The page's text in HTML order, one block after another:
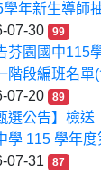
學年新生導師
07-30
99
芬園國中115
階段編班名單
07-20
89
選公告】檢
學 115 學年
07-31
87